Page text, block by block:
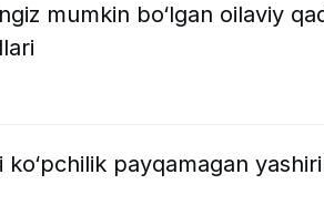
mumkin bo‘lgan oilaviy
payqamagan